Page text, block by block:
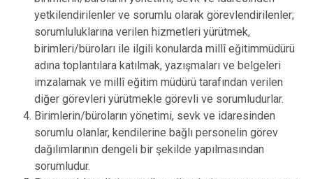
yetkilendirilenler ve sorumlu olarak görevlendirilenler;
sorumluluklarına verilen hizmetleri yürütmek,
birimleri/büroları ile ilgili konularda millî eğitimmüdürü
adına toplantılara katılmak, yazışmaları ve belgeleri
imzalamak ve millî eğitim müdürü tarafından verilen
diğer görevleri yürütmekle görevli ve sorumludurlar.
Birimlerin/büroların yönetimi, sevk ve idaresinden
sorumlu olanlar, kendilerine bağlı personelin görev
dağılımlarının dengeli bir şekilde yapılmasından
sorumludur.